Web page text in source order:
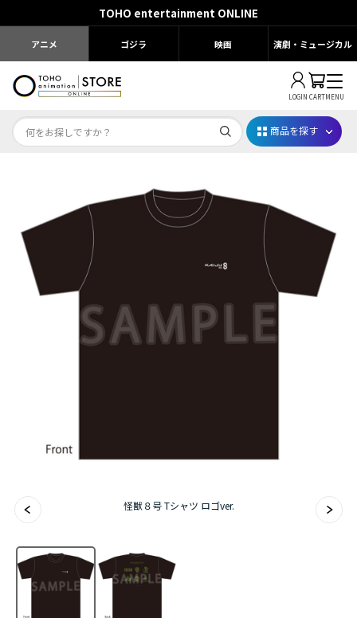
TOHO entertainment ONLINE
アニメ ゴジラ 映画 演劇・ミュージカル
LOGIN CARTMENU
Dr.STONE STONE FES.2026
映画ちいかわ
じゅじゅフェス 2026
薬屋のひとりごと 夏の園遊会2026
名探偵コナン
『ふつつかな悪女ではございますが ～雛宮蝶鼠と
商品を探す
怪獣８号 Tシャツ ロゴver.